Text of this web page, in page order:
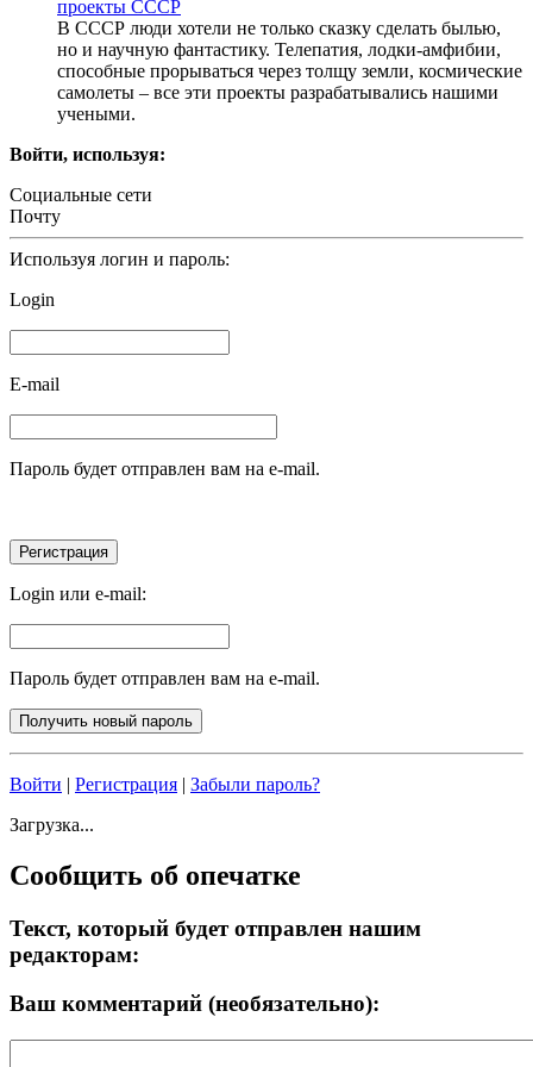
проекты СССР
В СССР люди хотели не только сказку сделать былью,
но и научную фантастику. Телепатия, лодки-амфибии,
способные прорываться через толщу земли, космические
самолеты – все эти проекты разрабатывались нашими
учеными.
Войти, используя:
Социальные сети
Почту
Используя логин и пароль:
Login
E-mail
Пароль будет отправлен вам на e-mail.
Login или e-mail:
Пароль будет отправлен вам на e-mail.
Войти | Регистрация | Забыли пароль?
Загрузка...
Сообщить об опечатке
Текст, который будет отправлен нашим
редакторам:
Ваш комментарий (необязательно):